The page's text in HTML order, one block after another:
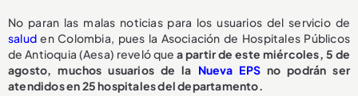
No paran las malas noticias para los usuarios del servicio de
salud en Colombia, pues la Asociación de Hospitales Públicos
de Antioquia (Aesa) reveló quea partir de este miércoles, 5 de
agosto, muchos usuarios de la Nueva EPS no podrán ser
atendidos en 25 hospitales del departamento.